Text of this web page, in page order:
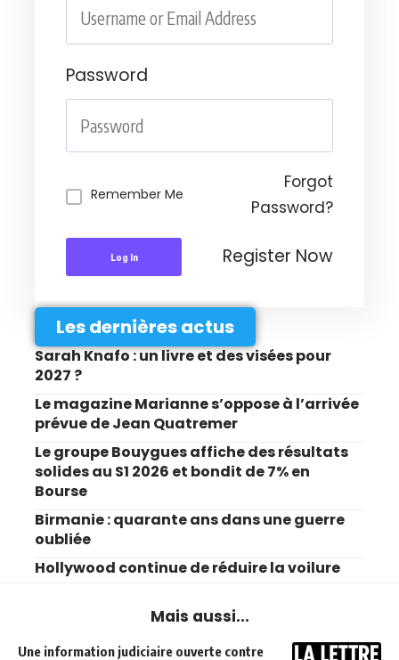
Password
Remember Me
Forgot
Password?
Log In Register Now
Les dernières actus
Sarah Knafo : un livre et des visées pour
2027 ?
Le magazine Marianne s’oppose à l’arrivée
prévue de Jean Quatremer
Le groupe Bouygues affiche des résultats
solides au S1 2026 et bondit de 7% en
Bourse
Birmanie : quarante ans dans une guerre
oubliée
Hollywood continue de réduire la voilure
Mais aussi...
Une information judiciaire ouverte contre